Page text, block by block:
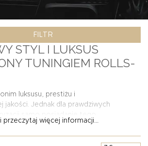
MARKI
REALIZACJE
O NAS
USŁUGI
KONTAKT
FILTR
STYL I LUKSUS
TUNINGIEM ROLLS-
luksusu, prestiżu i
jakości. Jednak dla prawdziwych
to dopiero początek. Dzięki
możesz wynieść swoje auto na
i przeczytaj więcej informacji...